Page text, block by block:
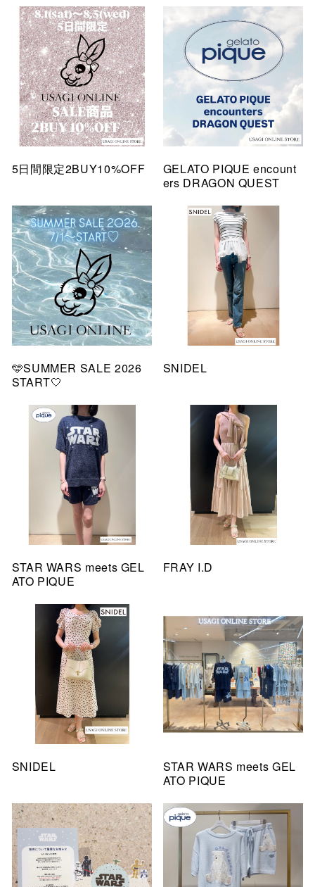
5日間限定2BUY10%OFF
GELATO PIQUE encount
ers DRAGON QUEST
🩵SUMMER SALE 2026
START🤍
SNIDEL
STAR WARS meets GEL
ATO PIQUE
FRAY I.D
SNIDEL
STAR WARS meets GEL
ATO PIQUE